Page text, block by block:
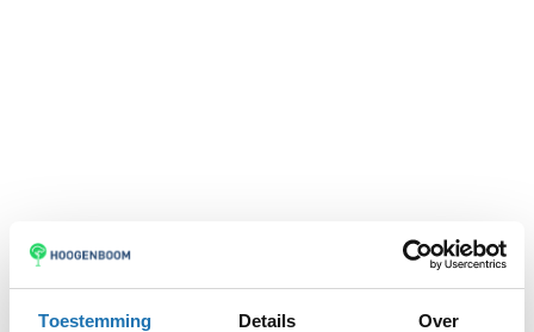
Toestemming Details Over